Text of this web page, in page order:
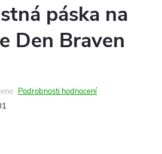
páska na
Den Braven
Podrobnosti hodnocení